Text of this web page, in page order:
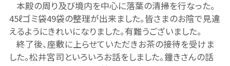
本殿の周り及び境内を中心に落葉の清掃を行なった。
45ℓゴミ袋49袋の整理が出来ました。皆さまのお陰で見違
えるようにきれいになりました。有難うございました。
終了後、座敷に上らせていただきお茶の接待を受けま
した。松井宮司といろいろお話をしました。鐘きさんの話